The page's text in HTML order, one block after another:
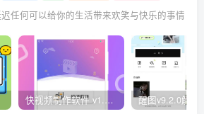
任何可以给你的生活带来欢笑与快乐的事情
快视频制作软件 v1.1.1安卓版